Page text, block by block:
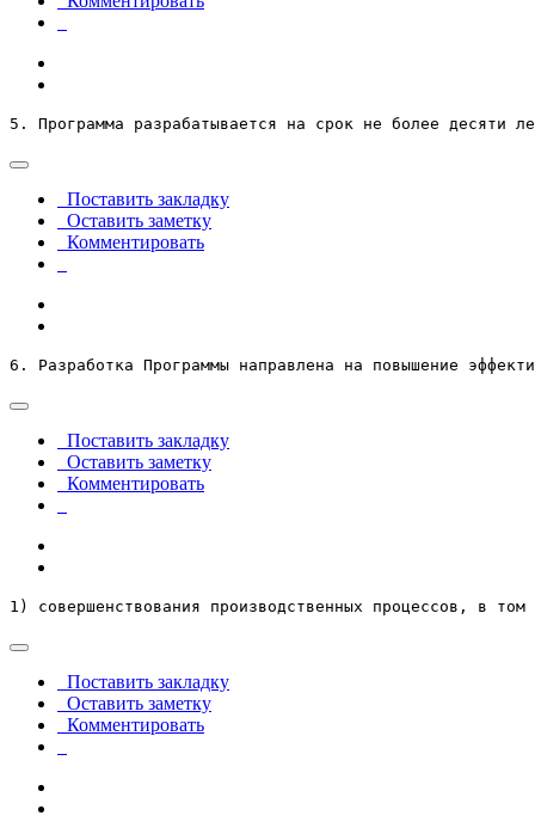
5. Программа разрабатывается на срок не более десяти
Поставить закладку
Оставить заметку
Комментировать
6. Разработка Программы направлена на повышение
Поставить закладку
Оставить заметку
Комментировать
1) совершенствования производственных процессов, в
Поставить закладку
Оставить заметку
Комментировать